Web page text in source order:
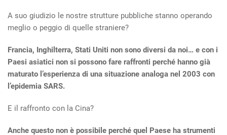
A suo giudizio le nostre strutture pubbliche stanno operando
meglio o peggio di quelle straniere?
Francia, Inghilterra, Stati Uniti non sono diversi da noi… e con i
Paesi asiatici non si possono fare raffronti perché hanno già
maturato l’esperienza di una situazione analoga nel 2003 con
l’epidemia SARS.
E il raffronto con la Cina?
Anche questo non è possibile perché quel Paese ha strumenti